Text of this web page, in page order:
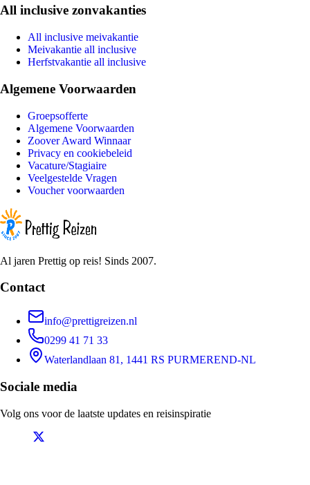
All inclusive zonvakanties
All inclusive meivakantie
Meivakantie all inclusive
Herfstvakantie all inclusive
Algemene Voorwaarden
Groepsofferte
Algemene Voorwaarden
Zoover Award Winnaar
Privacy en cookiebeleid
Vacature/Stagiaire
Veelgestelde Vragen
Voucher voorwaarden
Al jaren Prettig op reis! Sinds 2007.
Contact
info@prettigreizen.nl
0299 41 71 33
Waterlandlaan 81, 1441 RS PURMEREND-NL
Sociale media
Volg ons voor de laatste updates en reisinspiratie